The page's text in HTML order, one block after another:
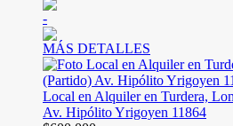
-
MÁS DETALLES
Local en Alquiler en Turdera,
Av. Hipólito Yrigoyen 11864